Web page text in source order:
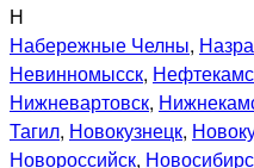
Н
Набережные Челны,
Невинномысск,
Нижневартовск,
Тагил, Новокузнецк,
Новороссийск,